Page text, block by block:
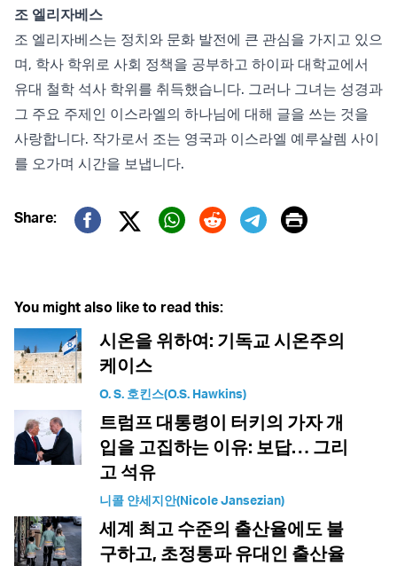
조 엘리자베스
조 엘리자베스는 정치와 문화 발전에 큰 관심을 가지고 있으
며, 학사 학위로 사회 정책을 공부하고 하이파 대학교에서
유대 철학 석사 학위를 취득했습니다. 그러나 그녀는 성경과
그 주요 주제인 이스라엘의 하나님에 대해 글을 쓰는 것을
사랑합니다. 작가로서 조는 영국과 이스라엘 예루살렘 사이
를 오가며 시간을 보냅니다.
Share:
Twitter (X)
Print
You might also like to read this:
시온을 위하여: 기독교 시온주의
케이스
O. S. 호킨스(O.S. Hawkins)
트럼프 대통령이 터키의 가자 개
입을 고집하는 이유: 보답… 그리
고 석유
니콜 얀세지안(Nicole Jansezian)
세계 최고 수준의 출산율에도 불
구하고, 초정통파 유대인 출산율